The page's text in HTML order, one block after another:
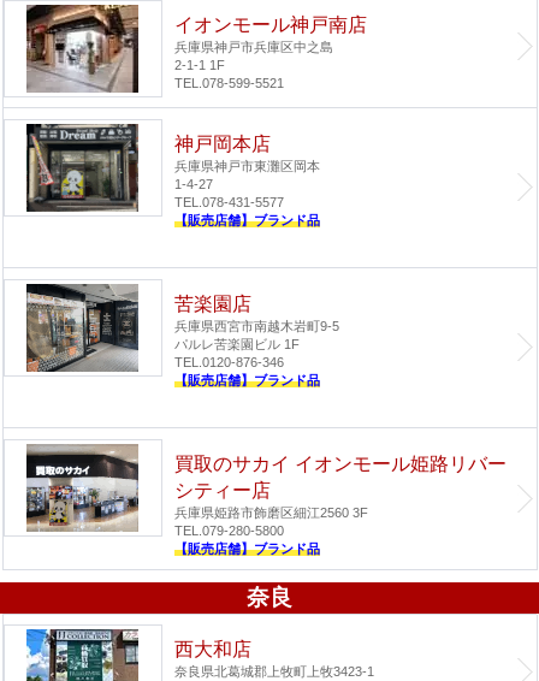
イオンモール神戸南店
兵庫県神戸市兵庫区中之島
2-1-1 1F
TEL.078-599-5521
神戸岡本店
兵庫県神戸市東灘区岡本
1-4-27
TEL.078-431-5577
【販売店舗】ブランド品
苦楽園店
兵庫県西宮市南越木岩町9-5
パルレ苦楽園ビル 1F
TEL.0120-876-346
【販売店舗】ブランド品
買取のサカイ イオンモール姫路リバー
シティー店
兵庫県姫路市飾磨区細江2560 3F
TEL.079-280-5800
【販売店舗】ブランド品
奈良
西大和店
奈良県北葛城郡上牧町上牧3423-1